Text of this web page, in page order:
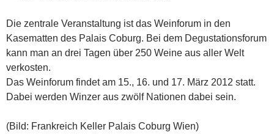
Die zentrale Veranstaltung ist das Weinforum in den
Kasematten des Palais Coburg. Bei dem Degustationsforum
kann man an drei Tagen über 250 Weine aus aller Welt
verkosten.
Das Weinforum findet am 15., 16. und 17. März 2012 statt.
Dabei werden Winzer aus zwölf Nationen dabei sein.
(Bild: Frankreich Keller Palais Coburg Wien)